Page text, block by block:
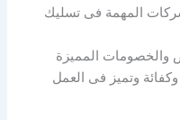
المهمة فى تسليك
والخصومات المميزة
تصل الى 30 % وكفائة وتميز فى العمل